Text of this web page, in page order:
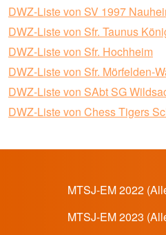
DWZ-Liste von SV 1997
DWZ-Liste von Sfr. Taunus
DWZ-Liste von Sfr. Hochheim
DWZ-Liste von Sfr. Mörfelden-
DWZ-Liste von SAbt SG
DWZ-Liste von Chess Tigers
Footer 1 MenüMTSJ-EM 2022
MTSJ-EM 2023